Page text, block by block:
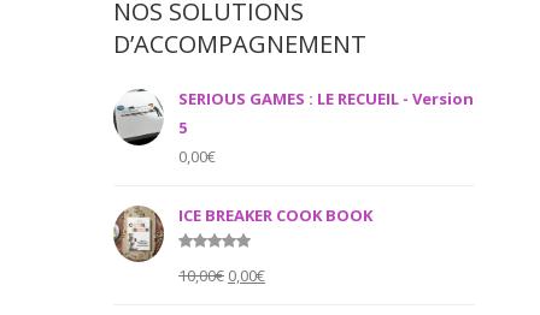
NOS SOLUTIONS
D’ACCOMPAGNEMENT
SERIOUS GAMES : LE RECUEIL - Version
5
0,00€
ICE BREAKER COOK BOOK
out of 5
10,00€ Original
0,00€Current